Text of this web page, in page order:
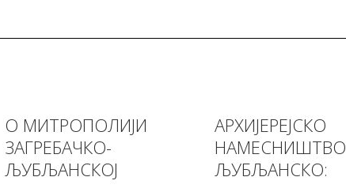
О МИТРОПОЛИЈИ
ЗАГРЕБАЧКО-
ЉУБЉАНСКОЈ
АРХИЈЕРЕЈСКО
НАМЕСНИШТВО
ЉУБЉАНСКО: